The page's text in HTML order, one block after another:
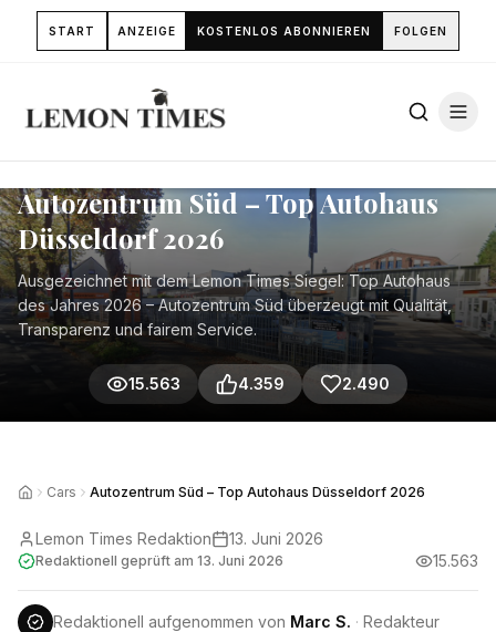
START ANZEIGE KOSTENLOS ABONNIEREN FOLGEN
CARS
Autozentrum Süd – Top Autohaus
Düsseldorf 2026
Ausgezeichnet mit dem Lemon Times Siegel: Top Autohaus
des Jahres 2026 – Autozentrum Süd überzeugt mit Qualität,
Transparenz und fairem Service.
15.563 4.359 2.490
Cars Autozentrum Süd – Top Autohaus Düsseldorf 2026
Lemon Times Redaktion 13. Juni 2026
Redaktionell geprüft am 13. Juni 2026 15.563
Redaktionell aufgenommen von Marc S. · Redakteur